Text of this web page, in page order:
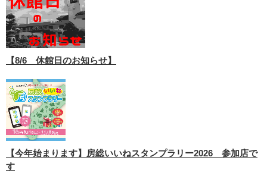
【8/6 休館日のお知らせ】
【今年始まります】房総いいねスタンプラリー2026 参加店で
す